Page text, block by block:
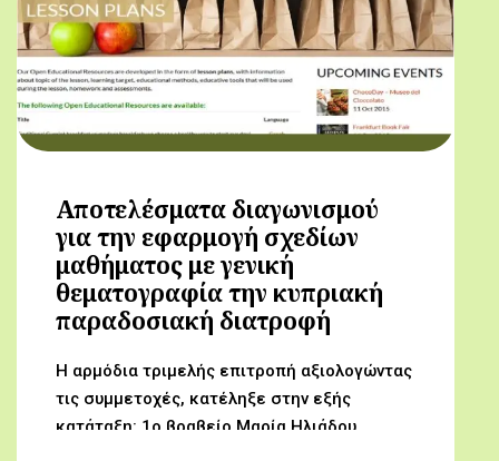
Αποτελέσματα διαγωνισμού
για την εφαρμογή σχεδίων
μαθήματος με γενική
θεματογραφία την κυπριακή
παραδοσιακή διατροφή
Η αρμόδια τριμελής επιτροπή αξιολογώντας
τις συμμετοχές, κατέληξε στην εξής
κατάταξη: 1ο βραβείο Μαρία Ηλιάδου,